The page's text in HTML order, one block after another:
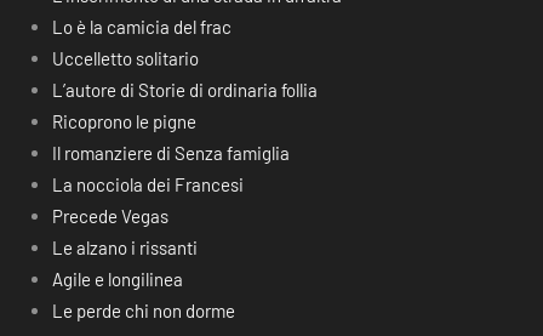
Lo è la camicia del frac
Uccelletto solitario
L’autore di Storie di ordinaria follia
Ricoprono le pigne
Il romanziere di Senza famiglia
La nocciola dei Francesi
Precede Vegas
Le alzano i rissanti
Agile e longilinea
Le perde chi non dorme